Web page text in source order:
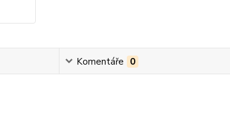
Komentáře 0